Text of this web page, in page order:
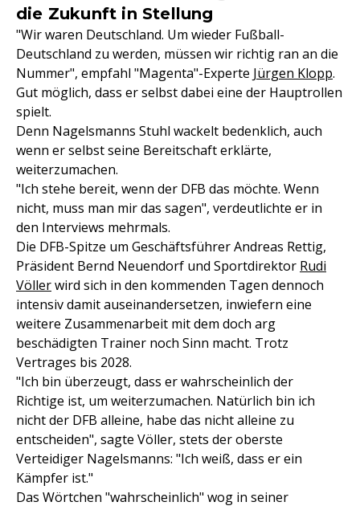
die Zukunft in Stellung
"Wir waren Deutschland. Um wieder Fußball-
Deutschland zu werden, müssen wir richtig ran an die
Nummer", empfahl "Magenta"-Experte Jürgen Klopp.
Gut möglich, dass er selbst dabei eine der Hauptrollen
spielt.
Denn Nagelsmanns Stuhl wackelt bedenklich, auch
wenn er selbst seine Bereitschaft erklärte,
weiterzumachen.
"Ich stehe bereit, wenn der DFB das möchte. Wenn
nicht, muss man mir das sagen", verdeutlichte er in
den Interviews mehrmals.
Die DFB-Spitze um Geschäftsführer Andreas Rettig,
Präsident Bernd Neuendorf und Sportdirektor Rudi
Völlerwird sich in den kommenden Tagen dennoch
intensiv damit auseinandersetzen, inwiefern eine
weitere Zusammenarbeit mit dem doch arg
beschädigten Trainer noch Sinn macht. Trotz
Vertrages bis 2028.
"Ich bin überzeugt, dass er wahrscheinlich der
Richtige ist, um weiterzumachen. Natürlich bin ich
nicht der DFB alleine, habe das nicht alleine zu
entscheiden", sagte Völler, stets der oberste
Verteidiger Nagelsmanns: "Ich weiß, dass er ein
Kämpfer ist."
Das Wörtchen "wahrscheinlich" wog in seiner